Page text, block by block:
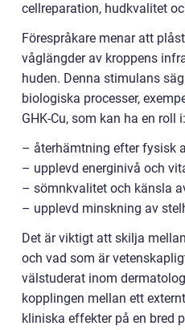
cellreparation, hudkvalitet
Förespråkare menar att
våglängder av kroppens
huden. Denna stimulans
biologiska processer,
GHK-Cu, som kan ha en roll i:
– återhämtning efter fysisk
– upplevd energinivå och
– sömnkvalitet och känsla
– upplevd minskning av
Det är viktigt att skilja
och vad som är
välstuderat inom
kopplingen mellan ett
kliniska effekter på en bred